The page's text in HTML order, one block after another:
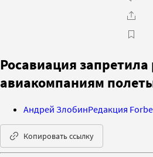
Росавиация запретила
авиакомпаниям
Андрей ЗлобинРедакция
Копировать ссылку